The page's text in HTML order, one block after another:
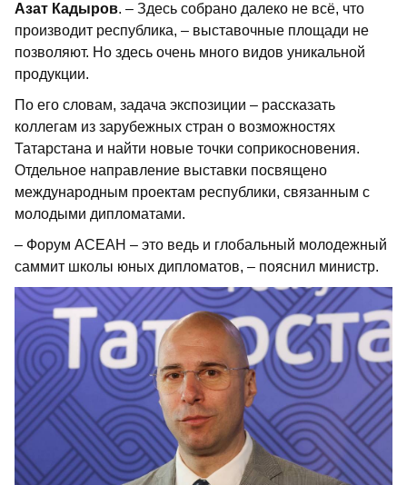
Азат Кадыров. – Здесь собрано далеко не всё, что
производит республика, – выставочные площади не
позволяют. Но здесь очень много видов уникальной
продукции.
По его словам, задача экспозиции – рассказать
коллегам из зарубежных стран о возможностях
Татарстана и найти новые точки соприкосновения.
Отдельное направление выставки посвящено
международным проектам республики, связанным с
молодыми дипломатами.
– Форум АСЕАН – это ведь и глобальный молодежный
саммит школы юных дипломатов, – пояснил министр.